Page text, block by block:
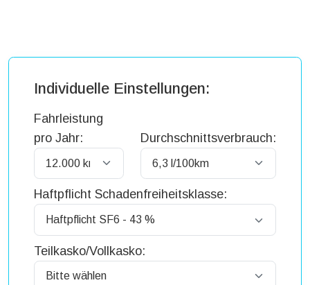
Individuelle Einstellungen:
Fahrleistung
pro Jahr:
Durchschnittsverbrauch:
Haftpflicht Schadenfreiheitsklasse:
Teilkasko/Vollkasko: